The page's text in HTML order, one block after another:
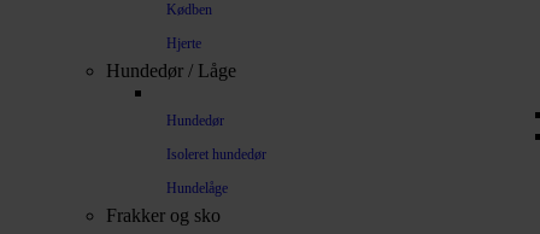
Kødben
Hjerte
Hundedør / Låge
Hundedør
Isoleret hundedør
Hundelåge
Frakker og sko